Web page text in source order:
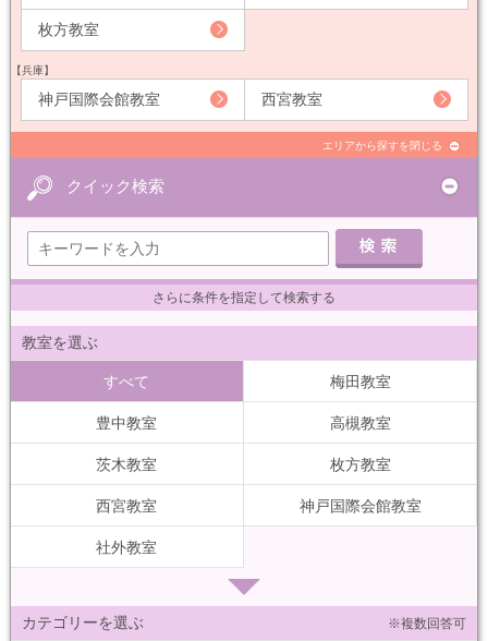
枚方教室
【兵庫】
神戸国際会館教室 西宮教室
エリアから探すを閉じる
クイック検索
さらに条件を指定して検索する
教室を選ぶ
すべて 梅田教室
豊中教室 高槻教室
茨木教室 枚方教室
西宮教室 神戸国際会館教室
社外教室
カテゴリーを選ぶ ※複数回答可